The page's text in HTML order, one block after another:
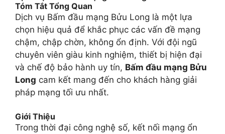
Tóm Tắt Tổng Quan
Dịch vụ Bấm đầu mạng Bửu Long là một lựa
chọn hiệu quả để khắc phục các vấn đề mạng
chậm, chập chờn, không ổn định. Với đội ngũ
chuyên viên giàu kinh nghiệm, thiết bị hiện đại
và chế độ bảo hành uy tín, Bấm đầu mạng Bửu
Long cam kết mang đến cho khách hàng giải
pháp mạng tối ưu nhất.
Giới Thiệu
Trong thời đại công nghệ số, kết nối mạng ổn